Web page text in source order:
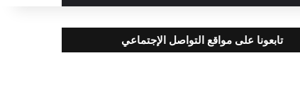
عن
تابعونا على مواقع التواصل الإجتماعي